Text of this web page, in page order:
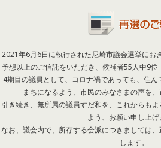
2021年6月6日に執行された尼崎市議会選挙にお
予想以上のご信託をいただき、候補者55人中9位
4期目の議員として、コロナ禍であっても、住
まちになるよう、市民のみなさまの声を、
引き続き、無所属の議員すだ和を、これからも
よう、お願い申し上げ
なお、議会内で、所存する会派につきましては
します。